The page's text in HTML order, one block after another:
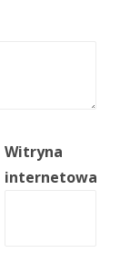
Witryna
internetowa